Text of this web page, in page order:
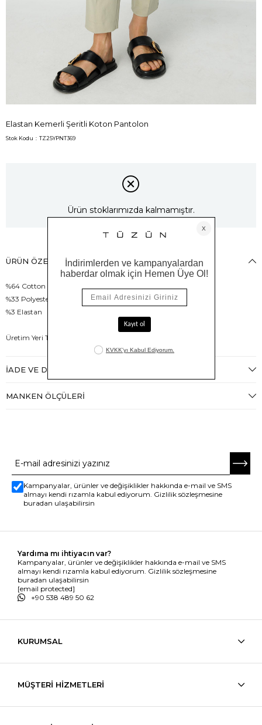
Elastan Kemerli Şeritli Koton Pantolon
Stok Kodu TZ25YPNT369
Ürün stoklarımızda kalmamıştır.
ÜRÜN ÖZELLIKLERI
%64 Cotton
%33 Polyester
%3 Elastan
Üretim Yeri Türkiye
İADE VE DEĞIŞIM
MANKEN ÖLÇÜLERI
Kampanyalar, ürünler ve değişiklikler hakkında e-mail ve SMS
almayı kendi rızamla kabul ediyorum. Gizlilik sözleşmesine
buradan ulaşabilirsin
Yardıma mı ihtiyacın var?
Kampanyalar, ürünler ve değişiklikler hakkında e-mail ve SMS
almayı kendi rızamla kabul ediyorum. Gizlilik sözleşmesine
buradan ulaşabilirsin
[email protected]
+90 538 489 50 62
KURUMSAL
MÜŞTERİ HİZMETLERİ